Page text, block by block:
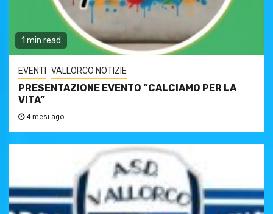
1 min read
EVENTI VALLORCO NOTIZIE
PRESENTAZIONE EVENTO “CALCIAMO PER LA
VITA”
4 mesi ago